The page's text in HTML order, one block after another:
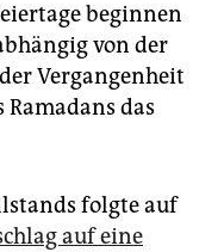
beginnen
von der
Vergangenheit
das
folgte auf
auf eine